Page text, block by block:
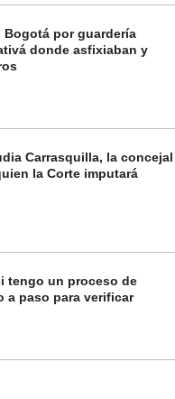
por guardería
donde asfixiaban y
Carrasquilla, la concejal
la Corte imputará
tengo un proceso de
a paso para verificar